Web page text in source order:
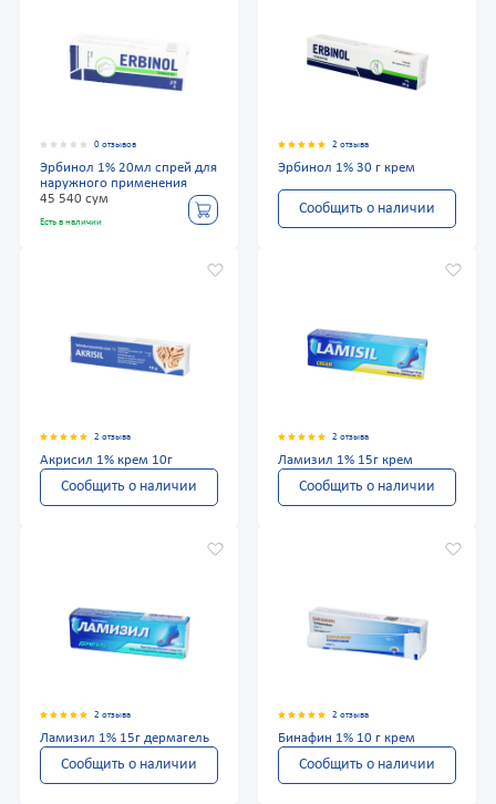
0 отзывов
Эрбинол 1% 20мл спрей для
наружного применения
45 540 сум
Есть в наличии
2 отзыва
Эрбинол 1% 30 г крем
Сообщить о наличии
2 отзыва
Акрисил 1% крем 10г
Сообщить о наличии
2 отзыва
Ламизил 1% 15г крем
Сообщить о наличии
2 отзыва
Ламизил 1% 15г дермагель
Сообщить о наличии
2 отзыва
Бинафин 1% 10 г крем
Сообщить о наличии